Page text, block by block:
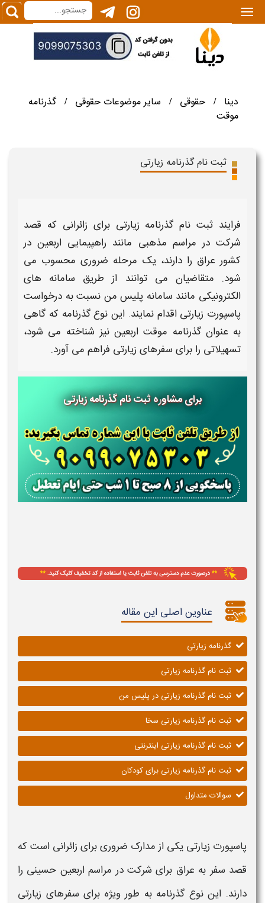
|||
دینا / حقوقی / سایر موضوعات حقوقی /
گذرنامه
موقت
ثبت نام گذرنامه زیارتی
فرایند ثبت نام گذرنامه زیارتی برای زائرانی که قصد
شرکت در مراسم مذهبی مانند راهپیمایی اربعین در
کشور عراق را دارند، یک مرحله ضروری محسوب می‌
شود. متقاضیان می‌ توانند از طریق سامانه‌ های
الکترونیکی مانند سامانه پلیس من نسبت به درخواست
پاسپورت زیارتی اقدام نمایند. این نوعگذرنامه که گاهی
به عنوانگذرنامه موقت اربعین نیز شناخته می‌ شود،
تسهیلاتی را برای سفرهای زیارتی فراهم می‌ آورد.
برای مشاورهثبت نام گذرنامه زیارتی
عناوین اصلی این مقاله
گذرنامه زیارتی
ثبت نام گذرنامه زیارتی
ثبت نام گذرنامه زیارتی در پلیس من
ثبت نام گذرنامه زیارتی سخا
ثبت نام گذرنامه زیارتی اینترنتی
ثبت نام گذرنامه زیارتی برای کودکان
سوالات متداول
پاسپورت زیارتی یکی از مدارک ضروری برای زائرانی است که
قصد سفر به عراق برای شرکت در مراسماربعین حسینی را
دارند. این نوع گذرنامهبه طور ویژه برای سفرهای زیارتی